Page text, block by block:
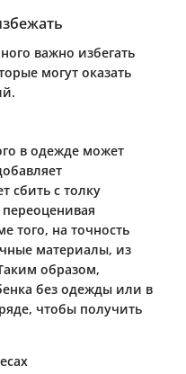
важно избегать
могут оказать
в одежде может
сбить с толку
того, на точность
материалы, из
образом,
без одежды или в
чтобы получить